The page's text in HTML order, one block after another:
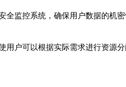
监控系统，确保用户数据的机密
户可以根据实际需求进行资源